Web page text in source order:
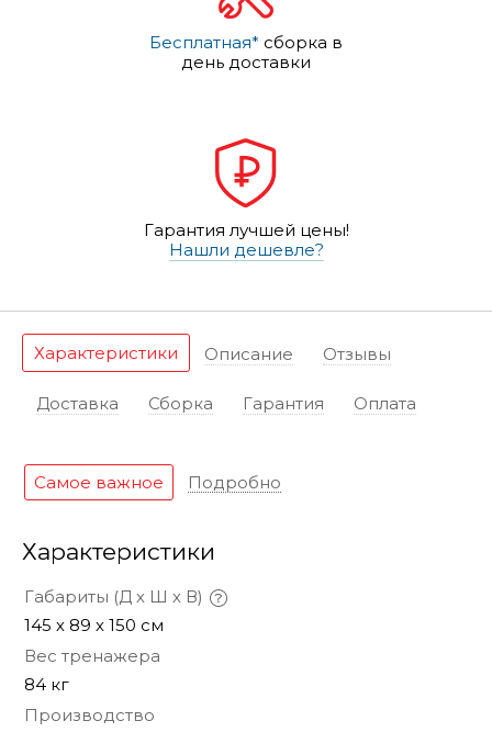
Бесплатная* сборка в
день доставки
Гарантия лучшей цены!
Нашли дешевле?
Характеристики Описание Отзывы
Доставка Сборка Гарантия Оплата
Самое важное Подробно
Характеристики
Габариты (Д х Ш х В)
145 х 89 х 150 см
Вес тренажера
84 кг
Производство